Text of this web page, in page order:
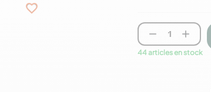
favorite_border
 
44 articles en stock